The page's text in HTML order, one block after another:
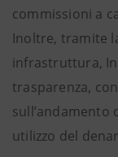
commissioni a
Inoltre, tramite
infrastruttura,
trasparenza,
sull’andamento
utilizzo del